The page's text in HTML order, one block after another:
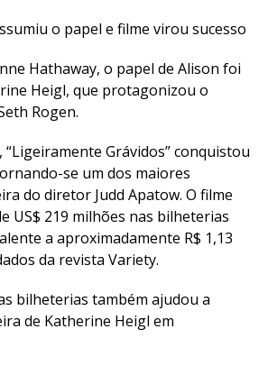
o papel e filme virou sucesso
Hathaway, o papel de Alison foi
Heigl, que protagonizou o
Rogen.
“Ligeiramente Grávidos” conquistou
se um dos maiores
do diretor Judd Apatow. O filme
US$ 219 milhões nas bilheterias
a aproximadamente R$ 1,13
da revista Variety.
bilheterias também ajudou a
de Katherine Heigl em